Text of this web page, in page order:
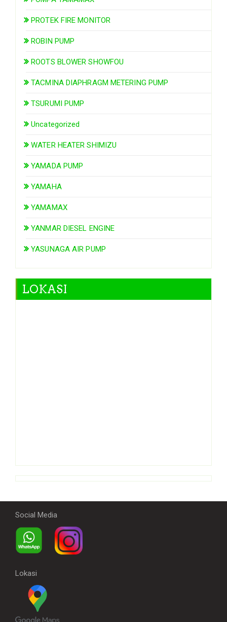
PROTEK FIRE MONITOR
ROBIN PUMP
ROOTS BLOWER SHOWFOU
TACMINA DIAPHRAGM METERING PUMP
TSURUMI PUMP
Uncategorized
WATER HEATER SHIMIZU
YAMADA PUMP
YAMAHA
YAMAMAX
YANMAR DIESEL ENGINE
YASUNAGA AIR PUMP
LOKASI
Social Media
Lokasi